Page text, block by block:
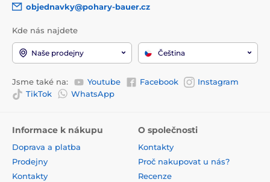
objednavky@pohary-bauer.cz
Kde nás najdete
Naše prodejny Čeština
Jsme také na: Youtube Facebook
Instagram
TikTok
WhatsApp
Informace k nákupu
Doprava a platba
Prodejny
Kontakty
O společnosti
Kontakty
Proč nakupovat u nás?
Recenze